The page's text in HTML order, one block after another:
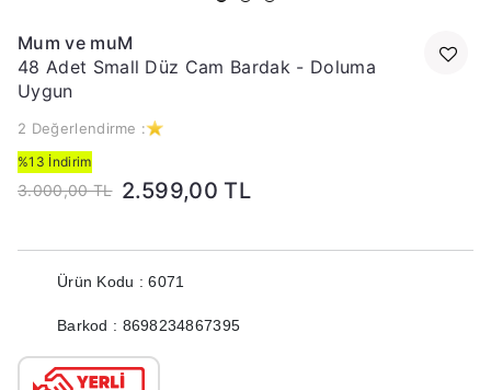
Mum ve muM
48 Adet Small Düz Cam Bardak - Doluma
Uygun
2 Değerlendirme :
%13 İndirim
3.000,00 TL 2.599,00 TL
Ürün Kodu : 6071
Barkod : 8698234867395